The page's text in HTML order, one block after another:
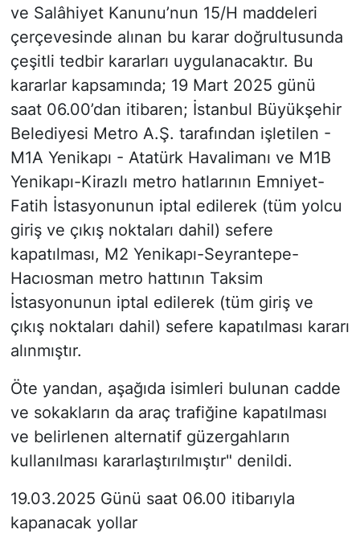
ve Salâhiyet Kanunu’nun 15/H maddeleri
çerçevesinde alınan bu karar doğrultusunda
çeşitli tedbir kararları uygulanacaktır. Bu
kararlar kapsamında; 19 Mart 2025 günü
saat 06.00’dan itibaren; İstanbul Büyükşehir
Belediyesi Metro A.Ş. tarafından işletilen -
M1A Yenikapı - Atatürk Havalimanı ve M1B
Yenikapı-Kirazlı metro hatlarının Emniyet-
Fatih İstasyonunun iptal edilerek (tüm yolcu
giriş ve çıkış noktaları dahil) sefere
kapatılması, M2 Yenikapı-Seyrantepe-
Hacıosman metro hattının Taksim
İstasyonunun iptal edilerek (tüm giriş ve
çıkış noktaları dahil) sefere kapatılması kararı
alınmıştır.
Öte yandan, aşağıda isimleri bulunan cadde
ve sokakların da araç trafiğine kapatılması
ve belirlenen alternatif güzergahların
kullanılması kararlaştırılmıştır" denildi.
19.03.2025 Günü saat 06.00 itibarıyla
kapanacak yollar